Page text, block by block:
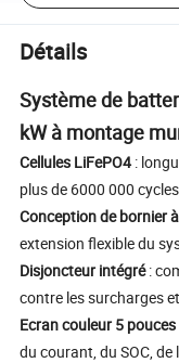
Détails
Système de
kW à montage
Cellules LiFePO4:
plus de 6000 000 cycles.
Conception de bornier
extension flexible du
Disjoncteur intégré:
contre les surcharges
Ecran couleur 5 pouces
du courant, du SOC,